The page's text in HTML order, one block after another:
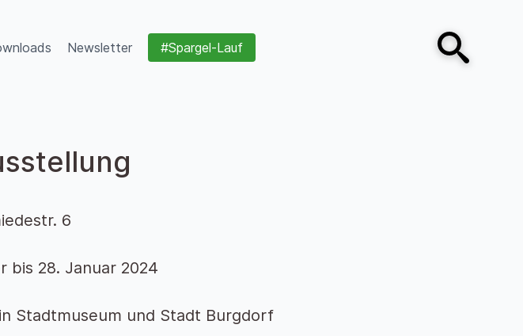
Newsletter #Spargel-Lauf
Open search
6
bis 28. Januar 2024
Stadtmuseum und Stadt Burgdorf